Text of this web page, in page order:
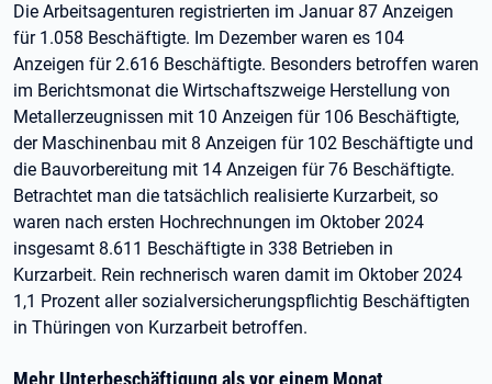
Die Arbeitsagenturen registrierten im Januar 87 Anzeigen
für 1.058 Beschäftigte. Im Dezember waren es 104
Anzeigen für 2.616 Beschäftigte. Besonders betroffen waren
im Berichtsmonat die Wirtschaftszweige Herstellung von
Metallerzeugnissen mit 10 Anzeigen für 106 Beschäftigte,
der Maschinenbau mit 8 Anzeigen für 102 Beschäftigte und
die Bauvorbereitung mit 14 Anzeigen für 76 Beschäftigte.
Betrachtet man die tatsächlich realisierte Kurzarbeit, so
waren nach ersten Hochrechnungen im Oktober 2024
insgesamt 8.611 Beschäftigte in 338 Betrieben in
Kurzarbeit. Rein rechnerisch waren damit im Oktober 2024
1,1 Prozent aller sozialversicherungspflichtig Beschäftigten
in Thüringen von Kurzarbeit betroffen.
Mehr Unterbeschäftigung als vor einem Monat